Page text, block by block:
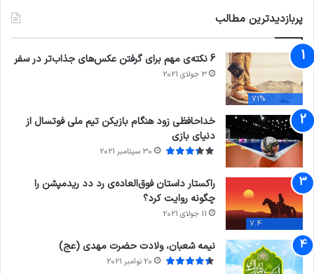
پربازدیدترین مطالب
71%
6 نکته‌ی مهم برای گرفتن عکس‌های جذاب‌تر در سفر
3 جولای 2021
خداحافظی زود هنگام بازیکن تیم ملی فوتسال از
دنیای بازی
30 سپتامبر 2021
7.4
راکستار داستان فوق‌العاده‌ی رد دد ریدمپشن را
چگونه روایت کرد؟
11 جولای 2021
نیمه شعبان، ولادت حضرت مهدی (عج)
20 نوامبر 2021